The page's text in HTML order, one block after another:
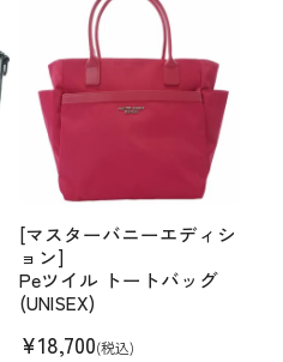
[マスターバニーエディシ
ョン]
Peツイル トートバッグ
(UNISEX)
¥18,700(税込)